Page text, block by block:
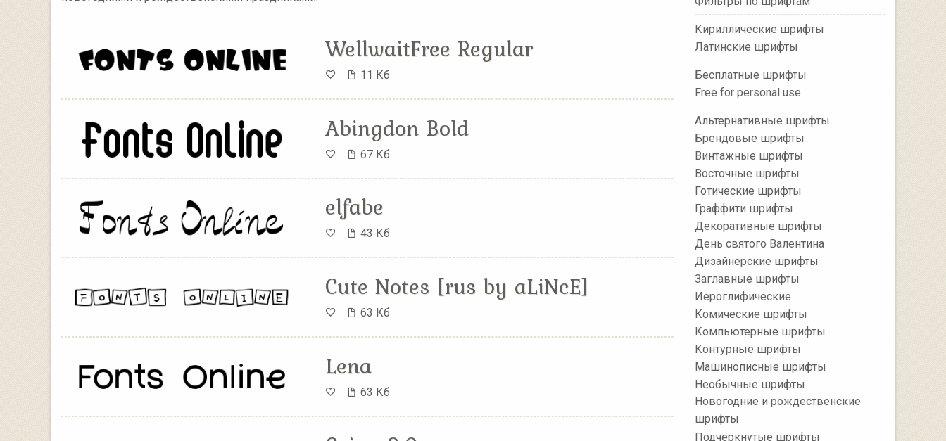
WellwaitFree Regular
11 Кб
Abingdon Bold
67 Кб
elfabe
43 Кб
Cute Notes [rus by aLiNcE]
63 Кб
Lena
63 Кб
Кириллические шрифты
Латинские шрифты
Бесплатные шрифты
Free for personal use
Альтернативные шрифты
Брендовые шрифты
Винтажные шрифты
Восточные шрифты
Готические шрифты
Граффити шрифты
Декоративные шрифты
День святого Валентина
Дизайнерские шрифты
Заглавные шрифты
Иероглифические
Комические шрифты
Компьютерные шрифты
Контурные шрифты
Машинописные шрифты
Необычные шрифты
Новогодние и рождественские
шрифты
Подчеркнутые шрифты